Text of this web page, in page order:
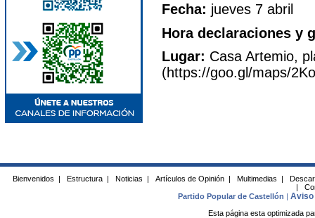
Fecha: jueves 7 abril
Hora declaraciones y
Lugar: Casa Artemio,
(https://goo.gl/maps/
Bienvenidos | Estructura | Noticias | Artículos de Opinión | Multimedias |
|
Partido Popular de Castellón |Aviso
Esta página esta optimizada